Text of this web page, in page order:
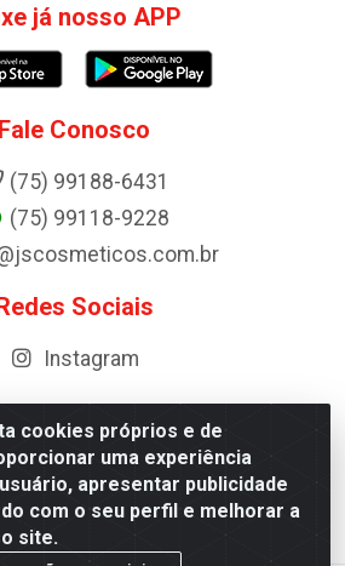
cookies próprios e de
uma experiência
apresentar publicidade
com o seu perfil e melhorar a
site.
já nosso APP
Fale Conosco
(75) 99188-6431
(75) 99118-9228
Sociais
Instagram
Antoneto LTDA - BA-052,
Ipirá - BA, 44600-000 - CNPJ
0001-75